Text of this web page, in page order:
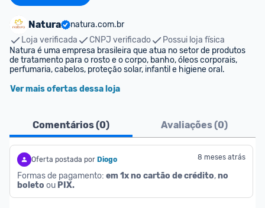
Natura
natura.com.br
Loja verificada
CNPJ verificado
Possui loja física
Natura é uma empresa brasileira que atua no setor de produtos
de tratamento para o rosto e o corpo, banho, óleos corporais,
perfumaria, cabelos, proteção solar, infantil e higiene oral.
Ver mais ofertas dessa loja
Comentários (0) Avaliações (0)
Oferta postada por Diogo 8 meses atrás
Formas de pagamento: em 1x no cartão de crédito, no
boleto ou PIX.